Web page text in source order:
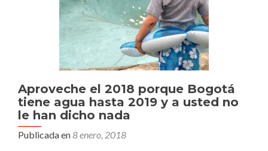
Aproveche el 2018 porque Bogotá
tiene agua hasta 2019 y a usted no
le han dicho nada
Publicada en8 enero, 2018